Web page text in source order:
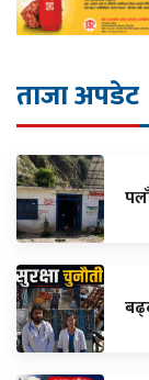
ताजा अपडेट